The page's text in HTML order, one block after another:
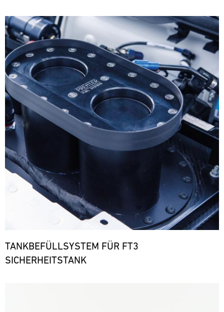
Bild
TANKBEFÜLLSYSTEM FÜR FT3
SICHERHEITSTANK